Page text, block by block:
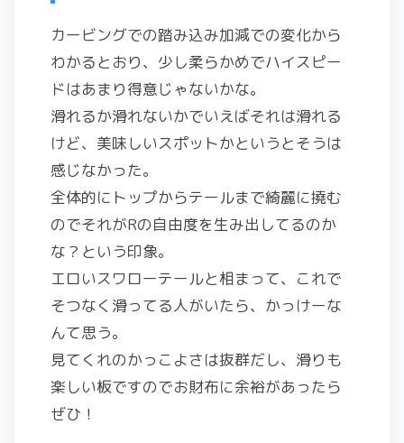
カービングでの踏み込み加減での変化から
わかるとおり、少し柔らかめでハイスピー
ドはあまり得意じゃないかな。
滑れるか滑れないかでいえばそれは滑れる
けど、美味しいスポットかというとそうは
感じなかった。
全体的にトップからテールまで綺麗に撓む
のでそれがRの自由度を生み出してるのか
な？という印象。
エロいスワローテールと相まって、これで
そつなく滑ってる人がいたら、かっけーな
んて思う。
見てくれのかっこよさは抜群だし、滑りも
楽しい板ですのでお財布に余裕があったら
ぜひ！